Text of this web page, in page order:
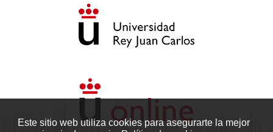
Este sitio web utiliza cookies para asegurarte la mejor